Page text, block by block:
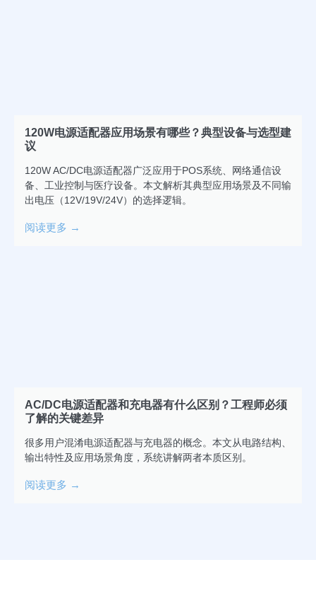
120W电源适配器应用场景有哪些？典型设备与选型建
议
120W AC/DC电源适配器广泛应用于POS系统、网络通信设
备、工业控制与医疗设备。本文解析其典型应用场景及不同输
出电压（12V/19V/24V）的选择逻辑。
阅读更多 →
AC/DC电源适配器和充电器有什么区别？工程师必须
了解的关键差异
很多用户混淆电源适配器与充电器的概念。本文从电路结构、
输出特性及应用场景角度，系统讲解两者本质区别。
阅读更多 →